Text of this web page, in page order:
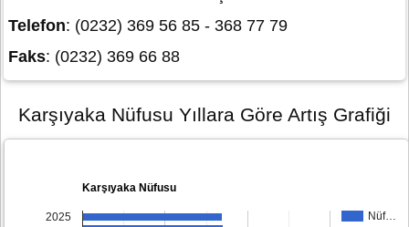
Telefon: (0232) 369 56 85 - 368 77 79
Faks: (0232) 369 66 88
Karşıyaka Nüfusu Yıllara Göre Artış Grafiği
Karşıyaka Nüfusu
Nüf…
2025